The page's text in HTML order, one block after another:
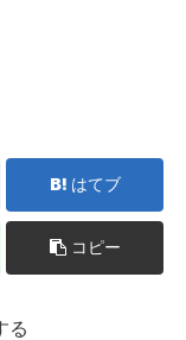
はてブ
コピー
る